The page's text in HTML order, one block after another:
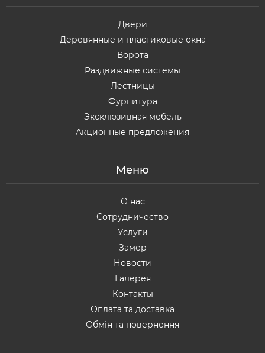
Двери
Деревянные и пластиковые окна
Ворота
Раздвижные системы
Лестницы
Фурнитура
Эксклюзивная мебель
Акционные предложения
Меню
О нас
Сотрудничество
Услуги
Замер
Новости
Галерея
Контакты
Оплата та доставка
Обмін та повернення